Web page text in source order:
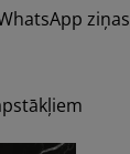
ziņas